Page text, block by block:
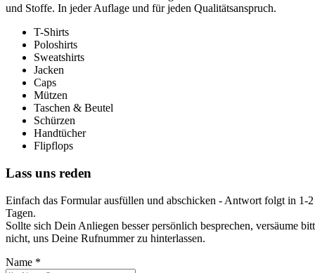
und Stoffe. In jeder Auflage und für jeden Qualitätsanspruch.
T-Shirts
Poloshirts
Sweatshirts
Jacken
Caps
Mützen
Taschen & Beutel
Schürzen
Handtücher
Flipflops
Lass uns reden
Einfach das Formular ausfüllen und abschicken - Antwort folgt in 1-2
Tagen.
Sollte sich Dein Anliegen besser persönlich besprechen, versäume
nicht, uns Deine Rufnummer zu hinterlassen.
Name *